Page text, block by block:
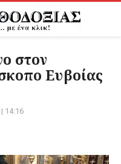
στον
Ευβοίας
14:16